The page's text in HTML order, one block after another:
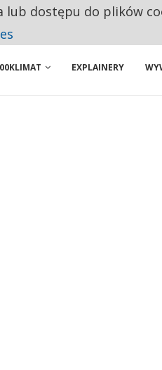
EXPLAINERY
lub dostępu do plików